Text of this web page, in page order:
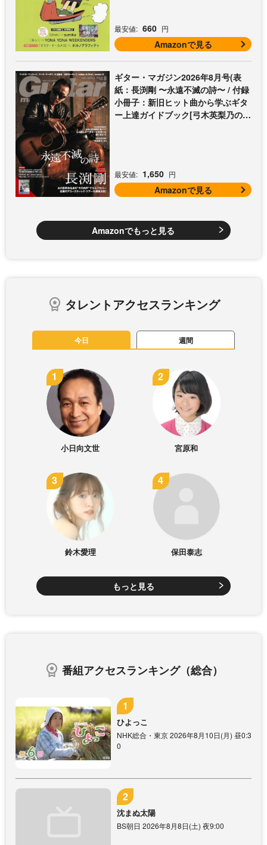
最安値: 660 円
Amazonで見る
ギター・マガジン2026年8月号(表
紙：長渕剛 〜永遠不滅の詩〜 / 付録
小冊子：新旧ヒット曲から学ぶギタ
ー上達ガイドブック[弓木英梨乃の放
最安値: 1,650 円
Amazonで見る
Amazonでもっと見る
タレントアクセスランキング
今日 週間
小日向文世 宮原和
鈴木愛理 保田泰志
もっと見る
番組アクセスランキング（総合）
ひよっこ
NHK総合・東京 2026年8月10日(月) 昼0:3
0
沈まぬ太陽
BS朝日 2026年8月8日(土) 夜9:00